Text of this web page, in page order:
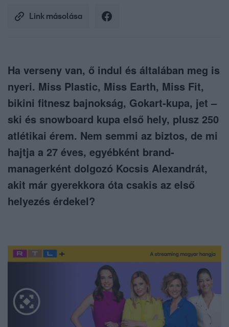
Link másolása
Ha verseny van, ő indul és általában meg is
nyeri. Miss Plastic, Miss Earth, Miss Fit,
bikini fitnesz bajnokság, Gokart-kupa, jet –
ski és snowboard kupa első hely, plusz 250
atlétikai érem. Nem semmi az biztos, de mi
hajtja a 27 éves, egyébként brand-
managerként dolgozó Kocsis Alexandrát,
akit már gyerekkora óta csakis az első
helyezés érdekel?